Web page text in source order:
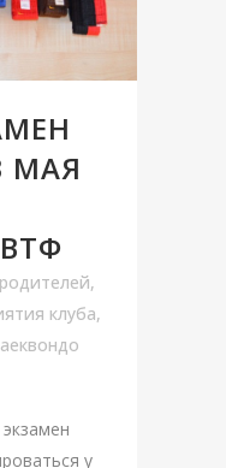
МАЯ
,
клуба,
у